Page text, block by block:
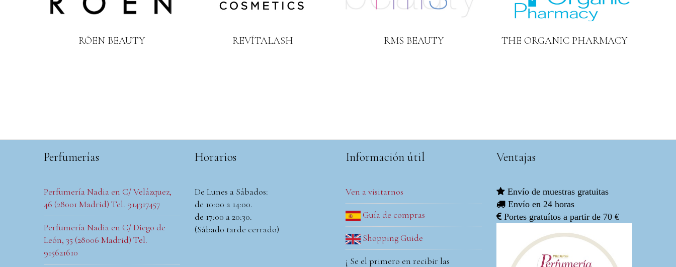
RÓEN BEAUTY REVÍTALASH RMS BEAUTY THE ORGANIC PHARMACY
Horarios
De Lunes a Sábados:
de 10:00 a 14:00.
de 17:00 a 20:30.
(Sábado tarde cerrado)
Información útil
Ven a visitarnos
Guía de compras
Shopping Guide
¡ Se el primero en recibir las
Perfumerías
Perfumería Nadia en C/ Velázquez,
46 (28001 Madrid) Tel. 914317457
Perfumería Nadia en C/ Diego de
León, 35 (28006 Madrid) Tel.
915621610
Ventajas
Envío de muestras gratuitas
Envío en 24 horas
Portes gratuítos a partir de 70 €